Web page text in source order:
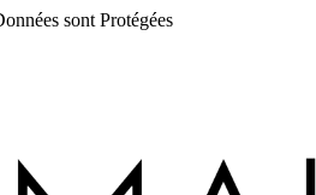
sont Protégées